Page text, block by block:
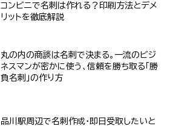
コンビニで名刺は作れる？印刷方法とデメ
リットを徹底解説
丸の内の商談は名刺で決まる。一流のビジ
ネスマンが密かに使う、信頼を勝ち取る「勝
負名刺」の作り方
品川駅周辺で名刺作成・即日受取したいと